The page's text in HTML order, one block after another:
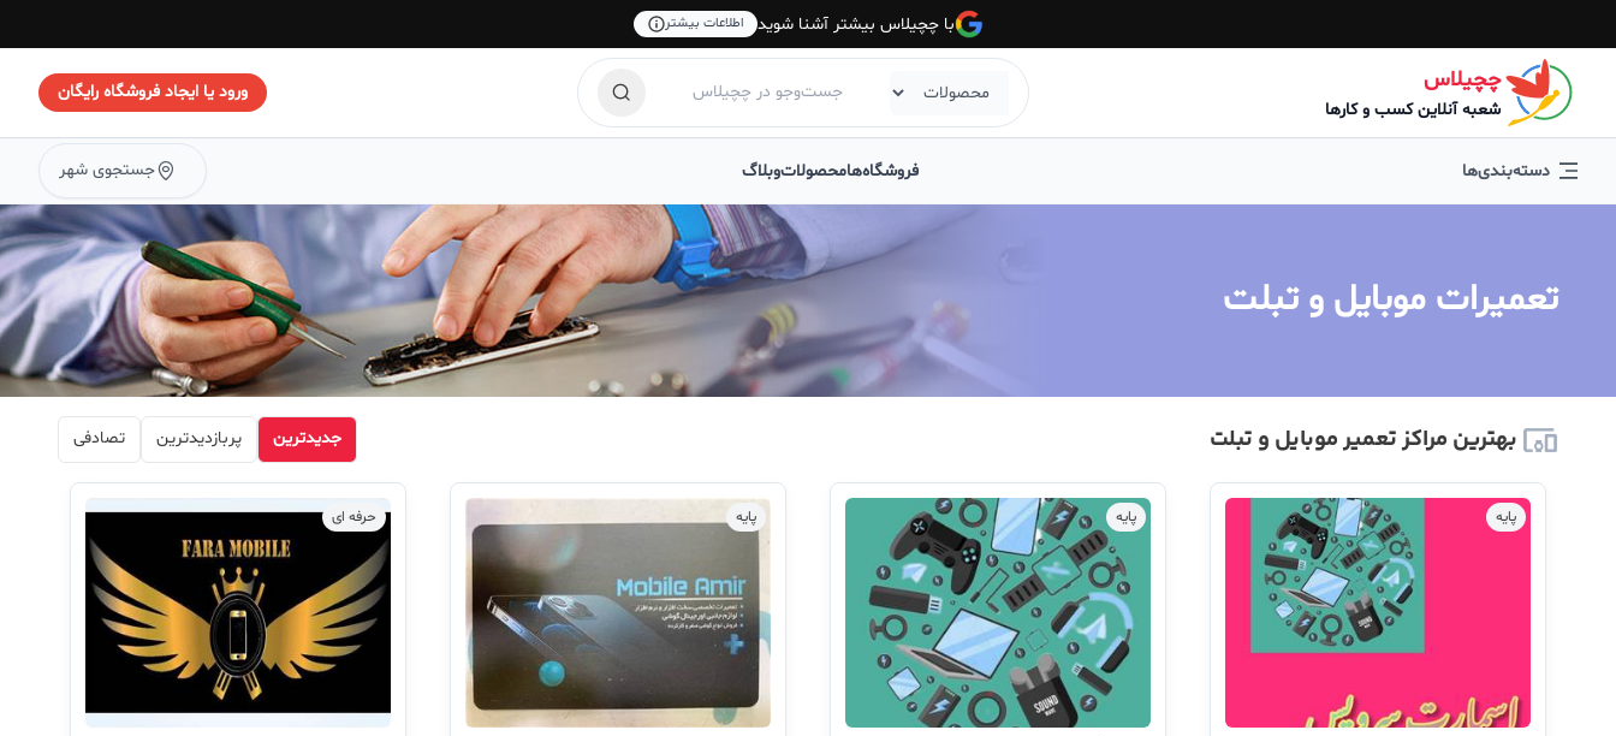
با چچیلاس بیشتر آشنا شوید اطلاعات بیشتر
چچیلاس
شعبه آنلاین کسب و کارها
ورود یا ایجاد فروشگاه رایگان
دسته‌بندی‌ها فروشگاه‌هامحصولاتوبلاگ جستجوی شهر
تعمیرات موبایل و تبلت
بهترین مراکز تعمیر موبایل و تبلت جدیدترین پربازدیدترین تصادفی
پایه پایه پایه حرفه ای